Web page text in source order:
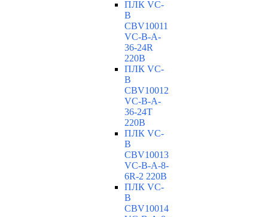
ПЛК VC-
B
CBV10011
VC-В-A-
36-24R
220В
ПЛК VC-
B
CBV10012
VC-В-A-
36-24T
220В
ПЛК VC-
B
CBV10013
VC-В-A-8-
6R-2 220В
ПЛК VC-
B
CBV10014